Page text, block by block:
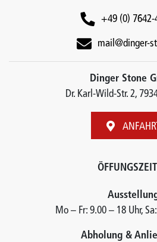
+49 (0) 7642-
mail@dinger-
Dinger Stone
Dr. Karl-Wild-Str. 2,
ANFAHRT
Mo – Fr: 9.00 – 18 Uhr,
Abholung &